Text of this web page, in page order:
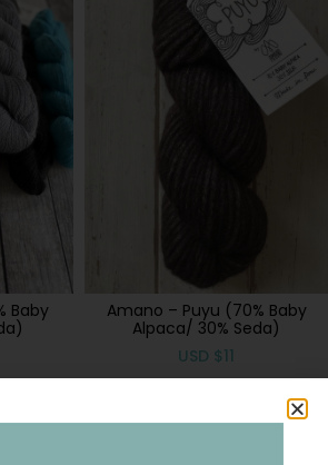
Baby
Amano – Puyu (70% Baby
Alpaca/ 30% Seda)
USD $11